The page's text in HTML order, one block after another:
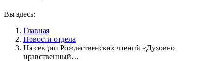
Вы здесь:
Главная
Новости отдела
На секции Рождественских чтений «Духовно-
нравственный…